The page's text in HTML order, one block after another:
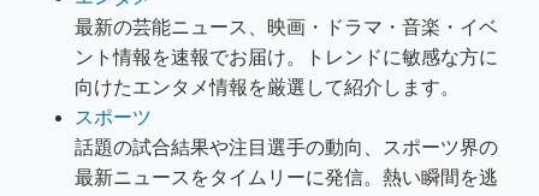
最新の芸能ニュース、映画・ドラマ・音楽・イベ
ント情報を速報でお届け。トレンドに敏感な方に
向けたエンタメ情報を厳選して紹介します。
スポーツ
話題の試合結果や注目選手の動向、スポーツ界の
最新ニュースをタイムリーに発信。熱い瞬間を逃